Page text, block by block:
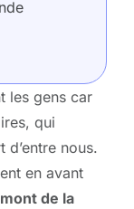
les gens car
qui
d’entre nous.
en avant
de la